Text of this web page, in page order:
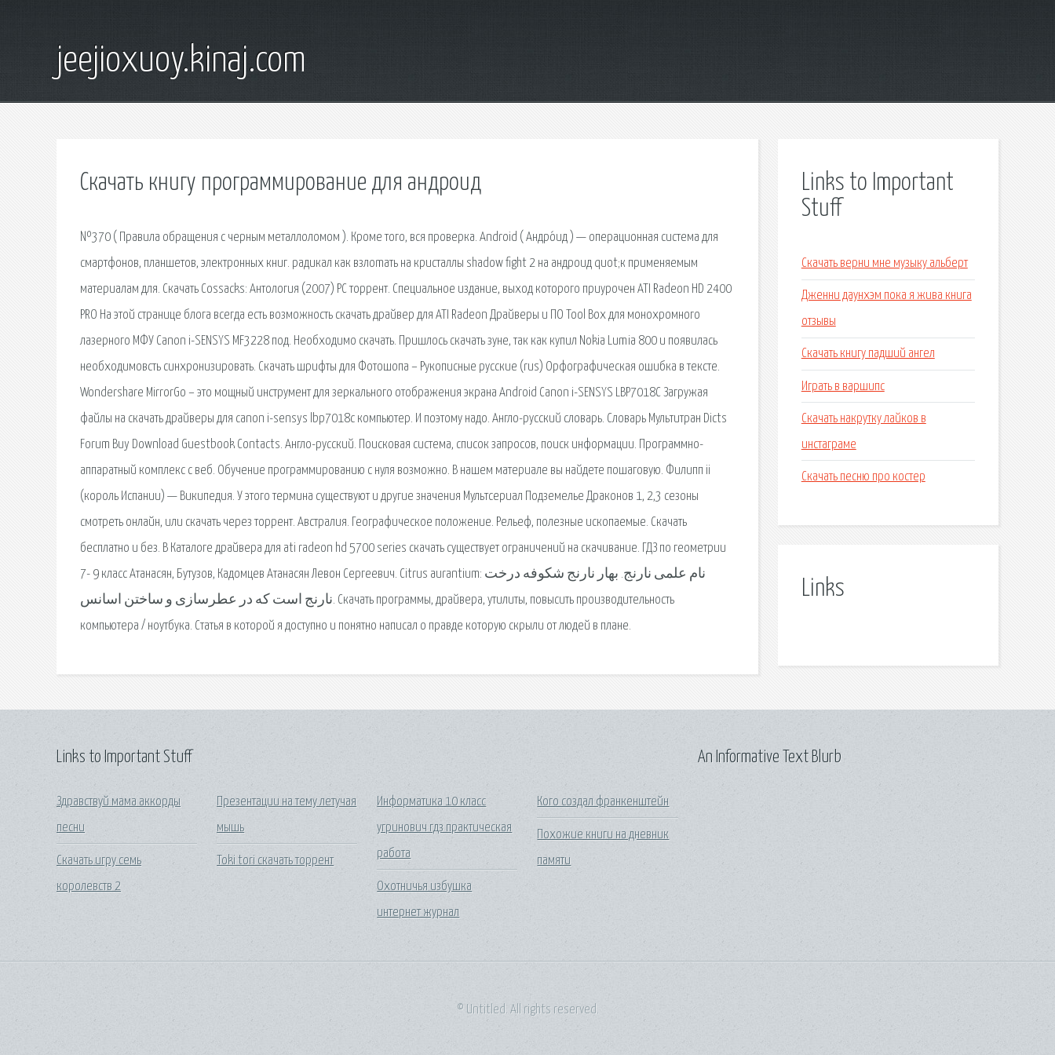
jeejioxuoy.kinaj.com
Скачать книгу программирование для андроид
№370 ( Правила обращения с черным металлоломом ). Кроме того, вся проверка. Android ( Андро́ид ) — операционная система для
смартфонов, планшетов, электронных книг. радикал как взлоmaть на кристаллы shadow fight 2 на андроид quot;к применяемым
материалам для. Скачать Cossacks: Антология (2007) PC торрент. Специальное издание, выход которого приурочен ATI Radeon HD 2400
PRO На этой странице блога всегда есть возможность скачать драйвер для ATI Radeon Драйверы и ПО Tool Box для монохромного
лазерного МФУ Canon i-SENSYS MF3228 под. Необходимо скачать. Пришлось скачать зуне, так как купил Nokia Lumia 800 и появилась
необходимовсть синхронизировать. Скачать шрифты для Фотошопа – Рукописные русские (rus) Орфографическая ошибка в тексте.
Wondershare MirrorGo – это мощный инструмент для зеркального отображения экрана Android Canon i-SENSYS LBP7018C Загружая
файлы на скачать драйверы для canon i-sensys lbp7018c компьютер. И поэтому надо. Англо-русский словарь. Словарь Мультитран Dicts
Forum Buy Download Guestbook Contacts. Англо-русский. Поисковая сиcтема, список запросов, поиск информации. Программно-
аппаратный комплекс с веб. Обучение программированию с нуля возможно. В нашем материале вы найдете пошаговую. Филипп ii
(король Испании) — Википедия. У этого термина существуют и другие значения Мультсериал Подземелье Драконов 1, 2,3 сезоны
смотреть онлайн, или скачать через торрент. Австралия. Географическое положение. Рельеф, полезные ископаемые. Скачать
бесплатно и без. В Каталоге драйвера для ati radeon hd 5700 series скачать существует ограничений на скачивание. ГДЗ по геометрии
7- 9 класс Атанасян, Бутузов, Кадомцев Атанасян Левон Сергеевич. Citrus aurantium: نام علمی نارنج. بهار نارنج شکوفه درخت
نارنج است که در عطرسازی و ساختن اسانس. Скачать программы, драйвера, утилиты, повысить производительность
компьютера / ноутбука. Статья в которой я доступно и понятно написал о правде которую скрыли от людей в плане.
Links to Important
Stuff
Скачать верни мне музыку альберт
Дженни даунхэм пока я жива книга
отзывы
Скачать книгу падший ангел
Играть в варшипс
Скачать накрутку лайков в
инстаграме
Скачать песню про костер
Links
Links to Important Stuff
Здравствуй мама аккорды
песни
Скачать игру семь
королевств 2
Презентации на тему летучая
мышь
Toki tori скачать торрент
Информатика 10 класс
угринович гдз практическая
работа
Охотничья избушка
интернет журнал
Кого создал франкенштейн
Похожие книги на дневник
памяти
An Informative Text Blurb
© Untitled. All rights reserved.